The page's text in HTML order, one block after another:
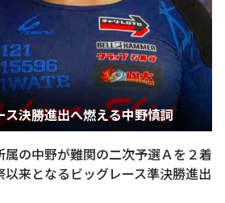
ス決勝進出へ燃える中野慎詞
の中野が難関の二次予選Ａを２着
来となるビッグレース準決勝進出